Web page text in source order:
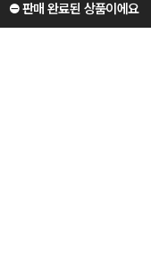
⛔️ 판매 완료된 상품이에요